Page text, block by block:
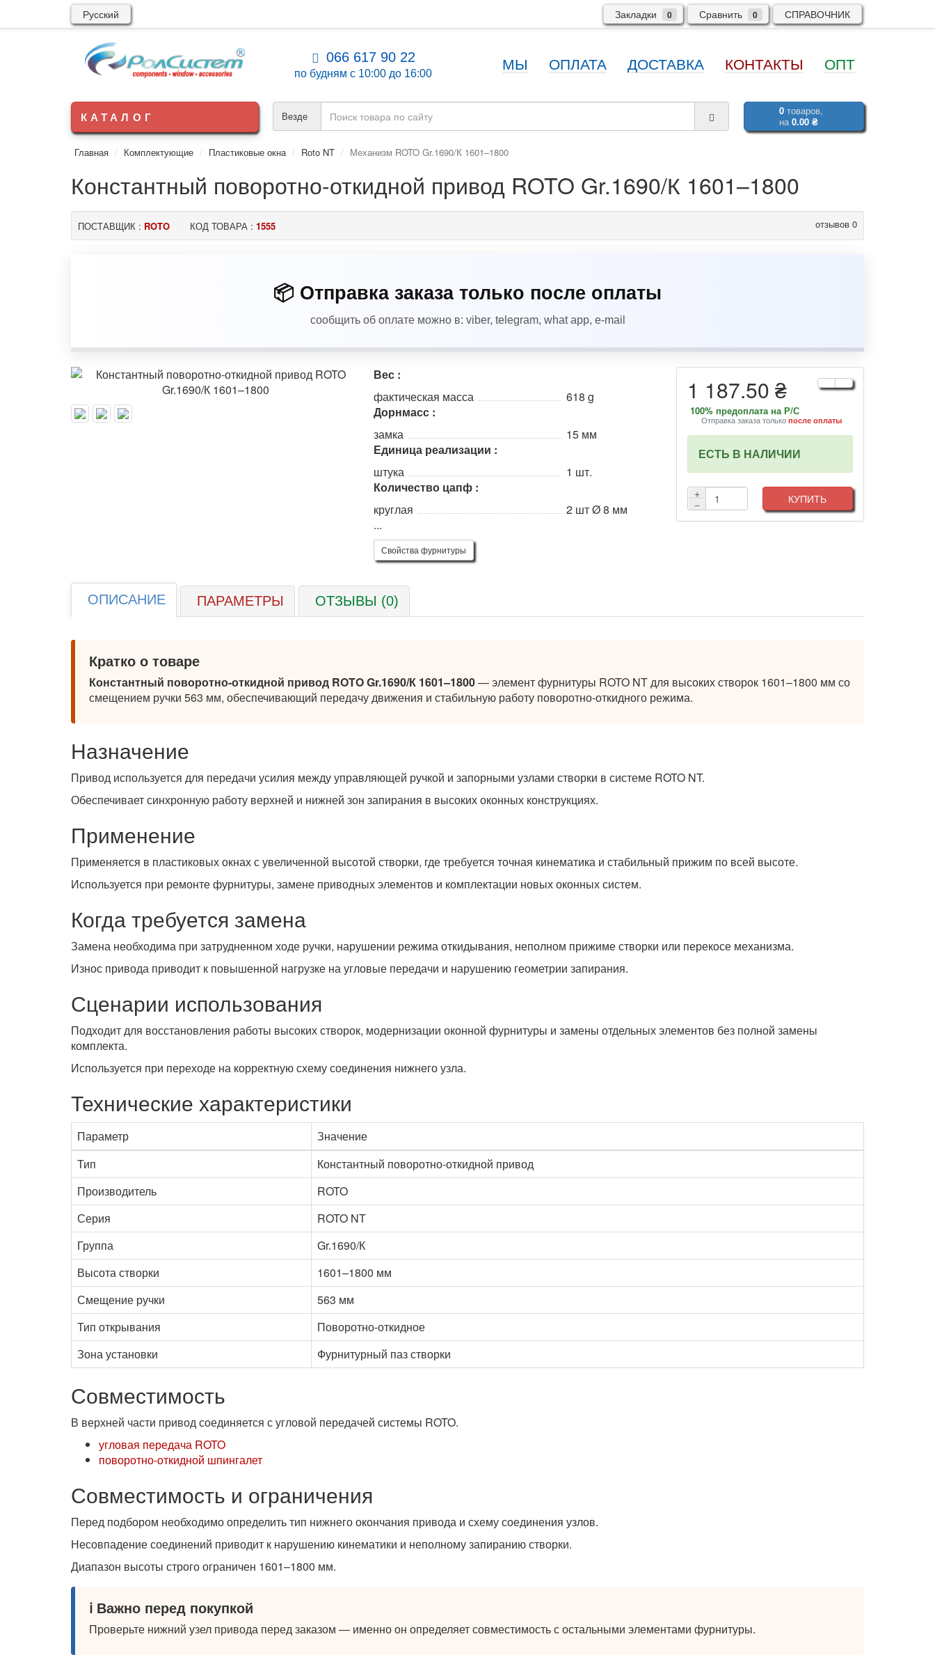
Русский СПРАВОЧНИК
Закладки 0 Сравнить 0
066 617 90 22
по будням с 10:00 до 16:00
МЫ ОПЛАТА ДОСТАВКА КОНТАКТЫ ОПТ
Везде 0товаров,
на0.00 ₴
КАТАЛОГ
Главная Комплектующие Пластиковые окна Roto NT Механизм ROTO Gr.1690/К 1601–1800
Константный поворотно-откидной привод ROTO Gr.1690/К 1601–1800
ПОСТАВЩИК : ROTO КОД ТОВАРА : 1555 отзывов 0
💎 Мы зарегистрированная торговая марка
работаем с 2003 года
Вес :
фактическая масса
618 g
Дорнмасс :
замка
15 мм
Единица реализации :
штука
1 шт.
Количество цапф :
круглая
2 шт Ø 8 мм
...
Свойства фурнитуры
1 187.50 ₴
100% предоплата на Р/С
Отправка заказа только после оплаты
ЕСТЬ В НАЛИЧИИ
+
−
КУПИТЬ
ОПИСАНИЕ ПАРАМЕТРЫ ОТЗЫВЫ (0)
Кратко о товаре
Константный поворотно-откидной привод ROTO Gr.1690/К 1601–1800— элемент фурнитуры ROTO NT для высоких створок 1601–1800 мм со
смещением ручки 563 мм, обеспечивающий передачу движения и стабильную работу поворотно-откидного режима.
Назначение
Привод используется для передачи усилия между управляющей ручкой и запорными узлами створки в системе ROTO NT.
Обеспечивает синхронную работу верхней и нижней зон запирания в высоких оконных конструкциях.
Применение
Применяется в пластиковых окнах с увеличенной высотой створки, где требуется точная кинематика и стабильный прижим по всей высоте.
Используется при ремонте фурнитуры, замене приводных элементов и комплектации новых оконных систем.
Когда требуется замена
Замена необходима при затрудненном ходе ручки, нарушении режима откидывания, неполном прижиме створки или перекосе механизма.
Износ привода приводит к повышенной нагрузке на угловые передачи и нарушению геометрии запирания.
Сценарии использования
Подходит для восстановления работы высоких створок, модернизации оконной фурнитуры и замены отдельных элементов без полной замены
комплекта.
Используется при переходе на корректную схему соединения нижнего узла.
Технические характеристики
Параметр
Значение
Тип
Константный поворотно-откидной привод
Производитель
ROTO
Серия
ROTO NT
Группа
Gr.1690/К
Высота створки
1601–1800 мм
Смещение ручки
563 мм
Тип открывания
Поворотно-откидное
Зона установки
Фурнитурный паз створки
Совместимость
В верхней части привод соединяется с угловой передачей системы ROTO.
угловая передача ROTO
поворотно-откидной шпингалет
Совместимость и ограничения
Перед подбором необходимо определить тип нижнего окончания привода и схему соединения узлов.
Несовпадение соединений приводит к нарушению кинематики и неполному запиранию створки.
Диапазон высоты строго ограничен 1601–1800 мм.
ℹ️ Важно перед покупкой
Проверьте нижний узел привода перед заказом — именно он определяет совместимость с остальными элементами фурнитуры.